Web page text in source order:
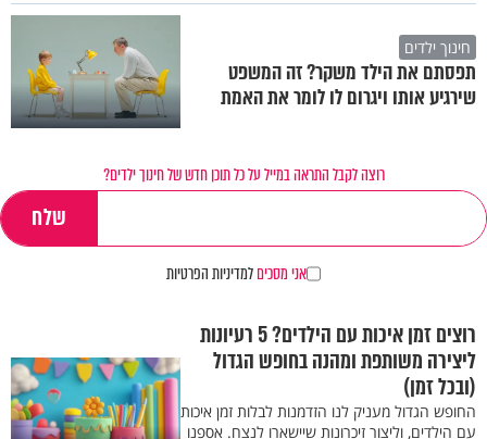
חינוך ילדים
תפסתם את הילד משקר? זה המשפט
שירגיע אותו ויגרום לו לומר את האמת
רוצה לקבל התראה במייל על כל תוכן חדש של חינוך ילדים?
אני מסכיםלמדיניות הפרטיות
רוצים זמן איכות עם הילדים? 5 רעיונות
ליצירה משותפת ומהנה בחופש הגדול
(ובכל זמן)
החופש הגדול מעניק לנו הזדמנות לבלות זמן איכות
עם הילדים, וליצור זיכרונות שיישארו לנצח. אספנו